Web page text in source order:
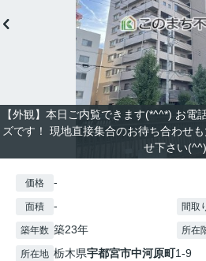
【外観】本日ご内覧できます(*^^*) お電
ズです！ 現地直接集合のお待ち合わせ
せ下さい
価格 -
面積 - 間取
築年数 築23年 所在
所在地 栃木県宇都宮市中河原町1-9